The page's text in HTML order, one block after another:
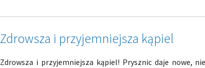
Zdrowsza i przyjemniejsza kąpiel
Zdrowsza i przyjemniejsza kąpiel! Prysznic daje nowe,